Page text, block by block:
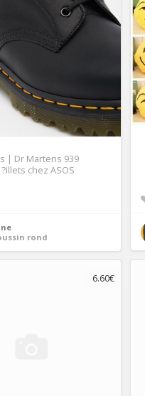
| Dr Martens 939
chez ASOS
rond
6.60€